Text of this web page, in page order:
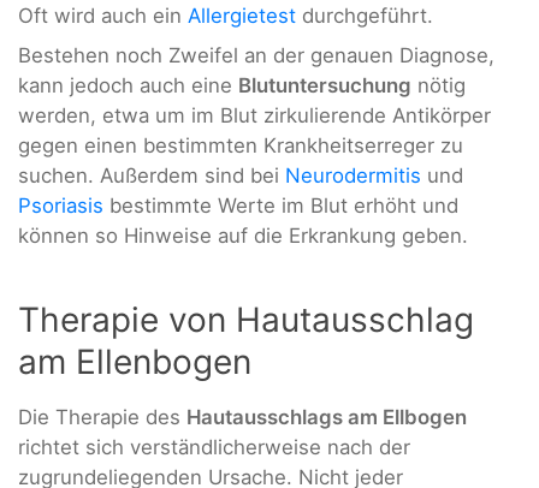
Oft wird auch ein Allergietest durchgeführt.
Bestehen noch Zweifel an der genauen Diagnose,
kann jedoch auch eine Blutuntersuchung nötig
werden, etwa um im Blut zirkulierende Antikörper
gegen einen bestimmten Krankheitserreger zu
suchen. Außerdem sind bei Neurodermitis und
Psoriasis bestimmte Werte im Blut erhöht und
können so Hinweise auf die Erkrankung geben.
Therapie von Hautausschlag
am Ellenbogen
Die Therapie des Hautausschlags am Ellbogen
richtet sich verständlicherweise nach der
zugrundeliegenden Ursache. Nicht jeder